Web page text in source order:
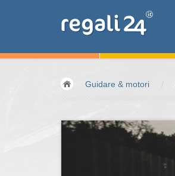
Guidare & motori /